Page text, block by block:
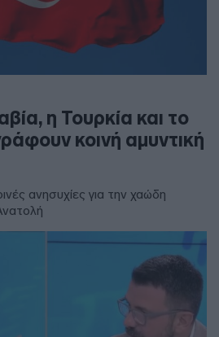
η Τουρκία και το
κοινή αμυντική
ανησυχίες για την χαώδη